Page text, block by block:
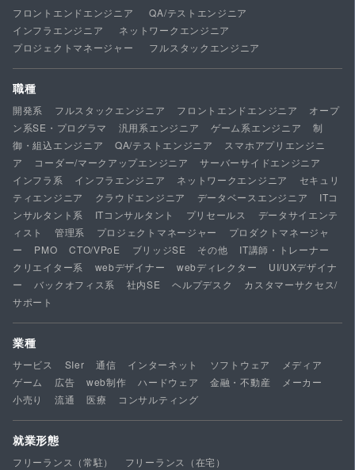
フロントエンドエンジニア
QA/テストエンジニア
インフラエンジニア
ネットワークエンジニア
プロジェクトマネージャー
フルスタックエンジニア
職種
開発系 フルスタックエンジニア フロントエンドエンジニア
オープ
ン系SE・プログラマ
汎用系エンジニア ゲーム系エンジニア
制
御・組込エンジニア
QA/テストエンジニア
スマホアプリエンジニ
ア
コーダー/マークアップエンジニア
サーバーサイドエンジニア
インフラ系
インフラエンジニア ネットワークエンジニア
セキュリ
ティエンジニア
クラウドエンジニア データベースエンジニア
ITコ
ンサルタント系
ITコンサルタント プリセールス
データサイエンテ
ィスト
管理系 プロジェクトマネージャー
プロダクトマネージャ
ー
PMO CTO/VPoE ブリッジSE その他
IT講師・トレーナー
クリエイター系
webデザイナー webディレクター
UI/UXデザイナ
ー
バックオフィス系 社内SE ヘルプデスク
カスタマーサクセス/
サポート
業種
サービス SIer 通信 インターネット ソフトウェア
メディア
ゲーム
広告 web制作 ハードウェア 金融・不動産
メーカー
小売り
流通 医療 コンサルティング
就業形態
フリーランス（常駐） フリーランス（在宅）